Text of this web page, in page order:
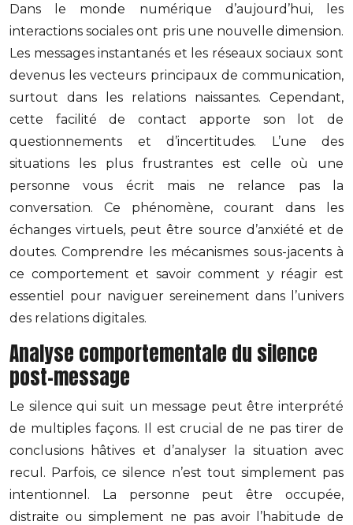
Dans le monde numérique d’aujourd’hui, les
interactions sociales ont pris une nouvelle dimension.
Les messages instantanés et les réseaux sociaux sont
devenus les vecteurs principaux de communication,
surtout dans les relations naissantes. Cependant,
cette facilité de contact apporte son lot de
questionnements et d’incertitudes. L’une des
situations les plus frustrantes est celle où une
personne vous écrit mais ne relance pas la
conversation. Ce phénomène, courant dans les
échanges virtuels, peut être source d’anxiété et de
doutes. Comprendre les mécanismes sous-jacents à
ce comportement et savoir comment y réagir est
essentiel pour naviguer sereinement dans l’univers
des relations digitales.
Analyse comportementale du silence
post-message
Le silence qui suit un message peut être interprété
de multiples façons. Il est crucial de ne pas tirer de
conclusions hâtives et d’analyser la situation avec
recul. Parfois, ce silence n’est tout simplement pas
intentionnel. La personne peut être occupée,
distraite ou simplement ne pas avoir l’habitude de